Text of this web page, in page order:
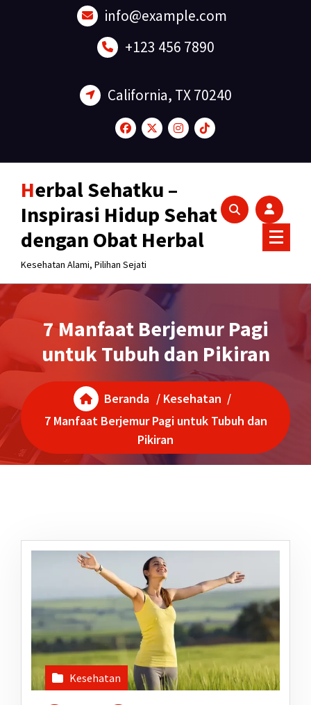
info@example.com
+123 456 7890
California, TX 70240
Herbal Sehatku –
Inspirasi Hidup Sehat
dengan Obat Herbal
Kesehatan Alami, Pilihan Sejati
7 Manfaat Berjemur Pagi
untuk Tubuh dan Pikiran
Beranda / Kesehatan /
7 Manfaat Berjemur Pagi untuk Tubuh dan
Pikiran
Kesehatan